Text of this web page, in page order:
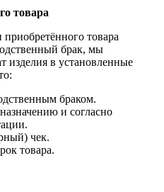
товара
товара
брак, мы
изделия в установленные
браком.
и согласно
чек.
товара.